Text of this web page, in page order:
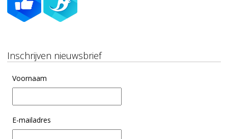
Inschrijven nieuwsbrief
Voornaam
E-mailadres